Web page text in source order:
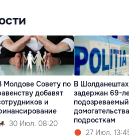
Молдове Совету по
добавят
и
30 Июл. 08:20
В Шолданештах
задержан 69-
подозреваемый в
домогательствах
подросткам
27 Июл. 13:45